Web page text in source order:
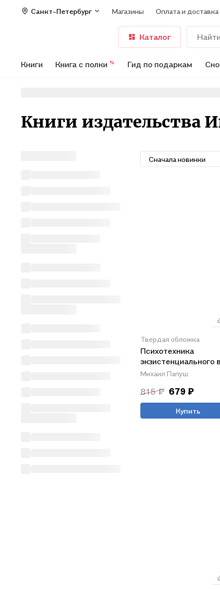
Санкт-Петербург Магазины Оплата и доставка
Каталог
Книги Книга с полки % Гид по подаркам
Книги издательства
Сначала новинки
Твердая обложка
Психотехника
экзистенциального
Михаил Папуш
815 ₽ 679 ₽
Купить